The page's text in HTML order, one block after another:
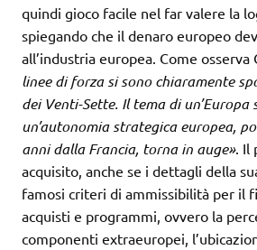
quindi gioco facile nel far valere la
spiegando che il denaro europeo
all’industria europea. Come osserva
linee di forza si sono chiaramente
dei Venti-Sette. Il tema di un’Europa
un’autonomia strategica europea,
anni dalla Francia, torna in auge». Il
acquisito, anche se i dettagli della
famosi criteri di ammissibilità per il
acquisti e programmi, ovvero la
componenti extraeuropei,